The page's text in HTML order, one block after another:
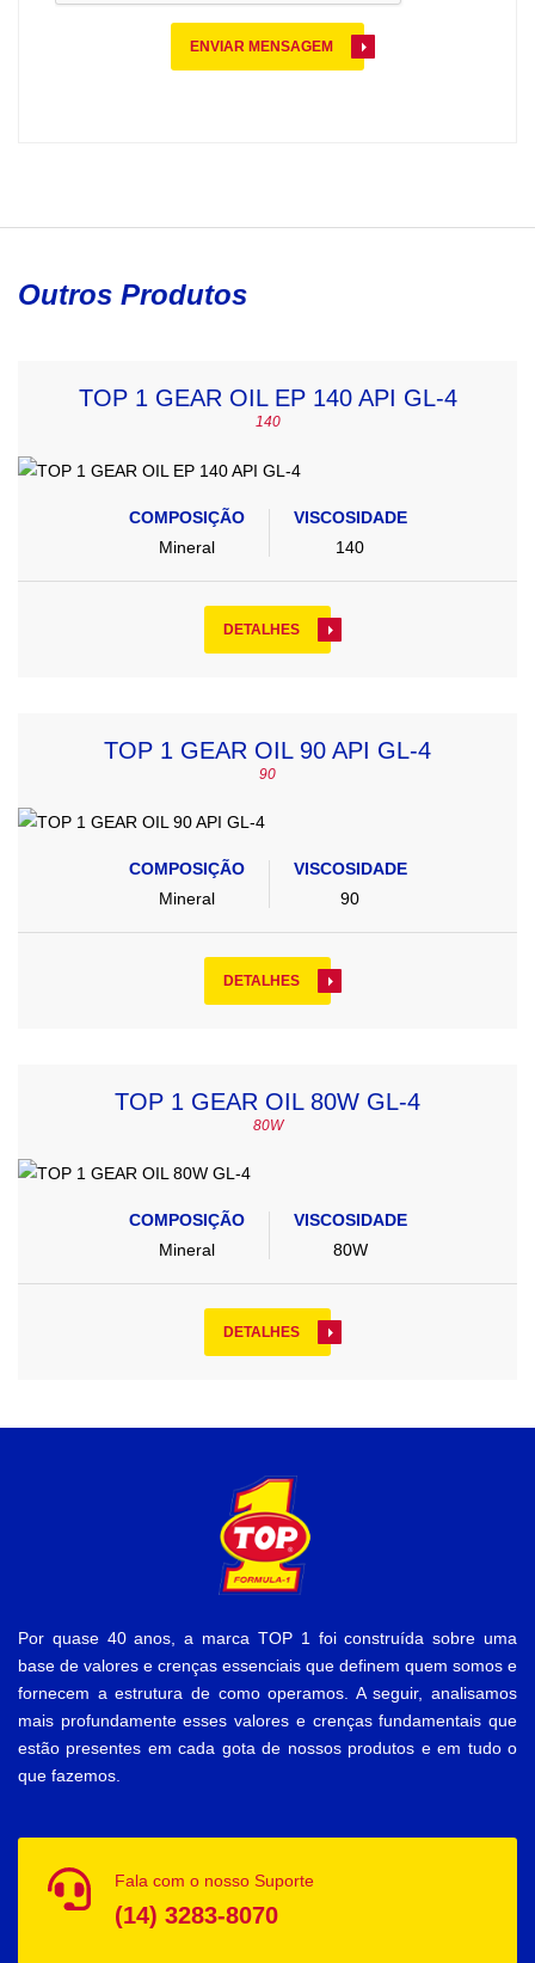
ENVIAR MENSAGEM
Outros Produtos
TOP 1 GEAR OIL EP 140 API GL-4
140
COMPOSIÇÃO
Mineral
VISCOSIDADE
140
DETALHES
TOP 1 GEAR OIL 90 API GL-4
90
COMPOSIÇÃO
Mineral
VISCOSIDADE
90
DETALHES
TOP 1 GEAR OIL 80W GL-4
80W
COMPOSIÇÃO
Mineral
VISCOSIDADE
80W
DETALHES
Por quase 40 anos, a marca TOP 1 foi construída sobre uma
base de valores e crenças essenciais que definem quem somos e
fornecem a estrutura de como operamos. A seguir, analisamos
mais profundamente esses valores e crenças fundamentais que
estão presentes em cada gota de nossos produtos e em tudo o
que fazemos.
Fala com o nosso Suporte
(14) 3283-8070